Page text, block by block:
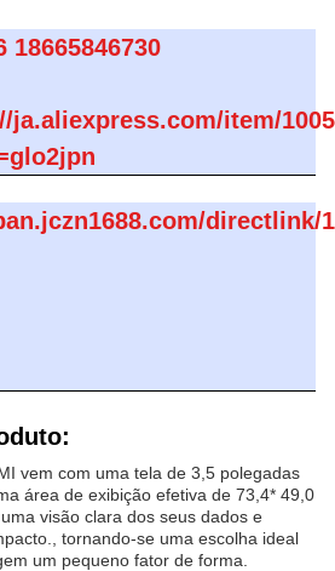
18665846730
item/
directlink/
vem com uma tela de 3,5 polegadas
área de exibição efetiva de 73,4* 49,0
visão clara dos seus dados e
tornando-se uma escolha ideal
um pequeno fator de forma.